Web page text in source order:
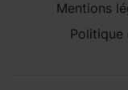
Mentions
Politique